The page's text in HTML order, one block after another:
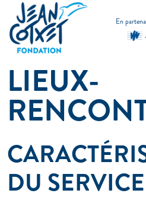
principal
En
LIEUX-
DU SERVICE